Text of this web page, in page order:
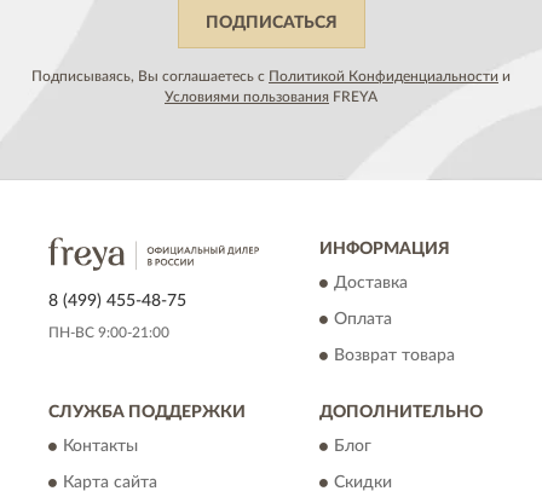
ПОДПИСАТЬСЯ
Подписываясь, Вы соглашаетесь с Политикой Конфиденциальности и
Условиями пользования FREYA
8 (499) 455-48-75
ПН-ВС 9:00-21:00
ИНФОРМАЦИЯ
Доставка
Оплата
Возврат товара
СЛУЖБА ПОДДЕРЖКИ
Контакты
Карта сайта
ДОПОЛНИТЕЛЬНО
Блог
Скидки